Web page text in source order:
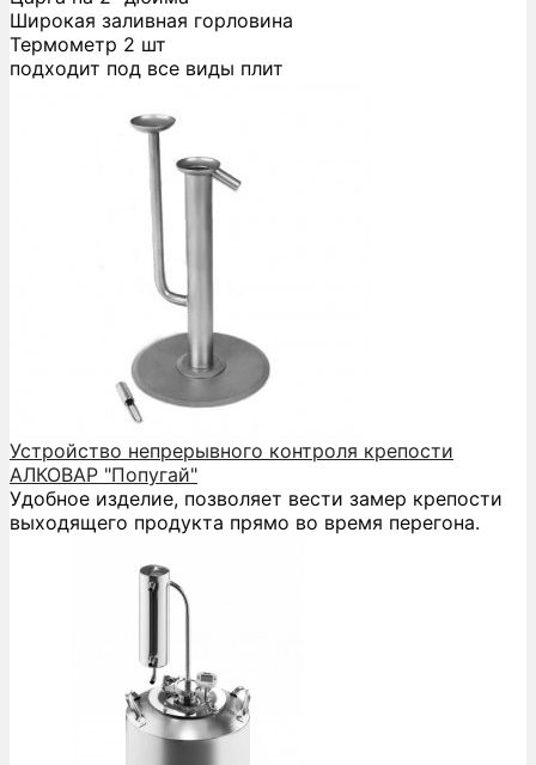
Широкая заливная горловина
Термометр 2 шт
подходит под все виды плит
Устройство непрерывного контроля крепости
АЛКОВАР "Попугай"
Удобное изделие, позволяет вести замер крепости
выходящего продукта прямо во время перегона.